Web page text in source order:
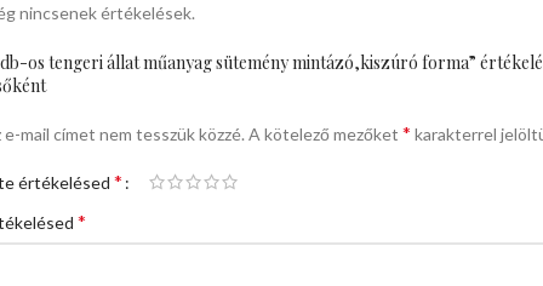
nincsenek értékelések.
os tengeri állat műanyag sütemény mintázó,kiszúró forma”
e-mail címet nem tesszük közzé. A kötelező mezőket * karakterrel
értékelésed *
*